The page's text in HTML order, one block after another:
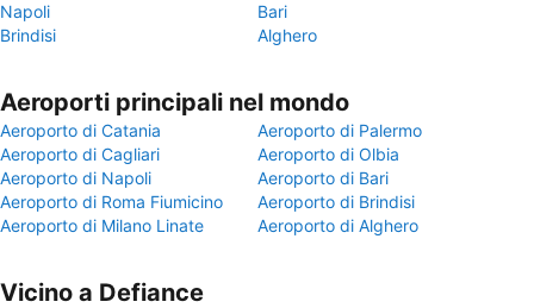
Napoli
Bari
Brindisi
Alghero
Aeroporti principali nel mondo
Aeroporto di Catania
Aeroporto di Palermo
Aeroporto di Cagliari
Aeroporto di Olbia
Aeroporto di Napoli
Aeroporto di Bari
Aeroporto di Roma Fiumicino
Aeroporto di Brindisi
Aeroporto di Milano Linate
Aeroporto di Alghero
Vicino a Defiance